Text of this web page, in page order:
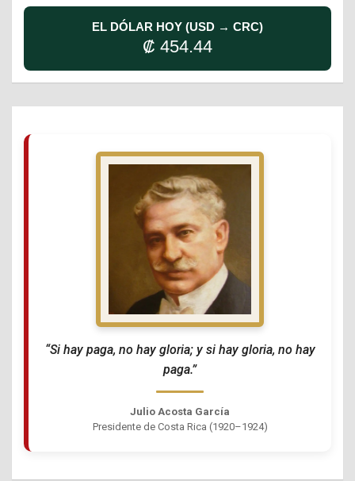
EL DÓLAR HOY (USD → CRC)
₡ 454.44
“Si hay paga, no hay gloria; y si hay gloria, no hay
paga.”
Julio Acosta García
Presidente de Costa Rica (1920–1924)